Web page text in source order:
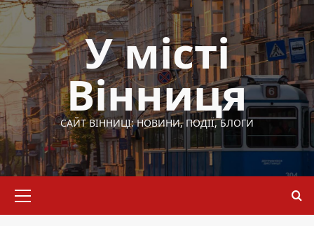
Перейти
до
вмісту
У місті
Вінниця
САЙТ ВІННИЦІ: НОВИНИ, ПОДІЇ, БЛОГИ
меню